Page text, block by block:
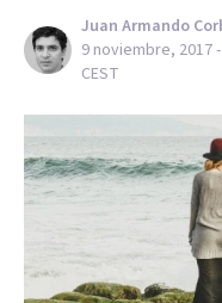
Juan Armando
9 noviembre, 2017
CEST